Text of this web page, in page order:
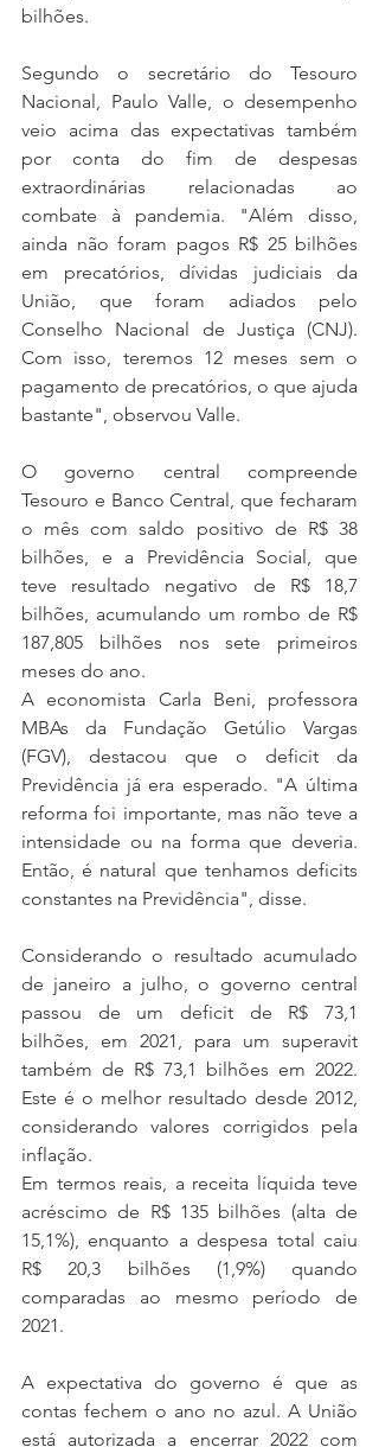
bilhões.
Segundo o secretário do Tesouro
Nacional, Paulo Valle, o desempenho
veio acima das expectativas também
por conta do fim de despesas
extraordinárias relacionadas ao
combate à pandemia. "Além disso,
ainda não foram pagos R$ 25 bilhões
em precatórios, dívidas judiciais da
União, que foram adiados pelo
Conselho Nacional de Justiça (CNJ).
Com isso, teremos 12 meses sem o
pagamento de precatórios, o que ajuda
bastante", observou Valle.
O governo central compreende
Tesouro e Banco Central, que fecharam
o mês com saldo positivo de R$ 38
bilhões, e a Previdência Social, que
teve resultado negativo de R$ 18,7
bilhões, acumulando um rombo de R$
187,805 bilhões nos sete primeiros
meses do ano.
A economista Carla Beni, professora
MBAs da Fundação Getúlio Vargas
(FGV), destacou que o deficit da
Previdência já era esperado. "A última
reforma foi importante, mas não teve a
intensidade ou na forma que deveria.
Então, é natural que tenhamos deficits
constantes na Previdência", disse.
Considerando o resultado acumulado
de janeiro a julho, o governo central
passou de um deficit de R$ 73,1
bilhões, em 2021, para um superavit
também de R$ 73,1 bilhões em 2022.
Este é o melhor resultado desde 2012,
considerando valores corrigidos pela
inflação.
Em termos reais, a receita líquida teve
acréscimo de R$ 135 bilhões (alta de
15,1%), enquanto a despesa total caiu
R$ 20,3 bilhões (1,9%) quando
comparadas ao mesmo período de
2021.
A expectativa do governo é que as
contas fechem o ano no azul. A União
está autorizada a encerrar 2022 com